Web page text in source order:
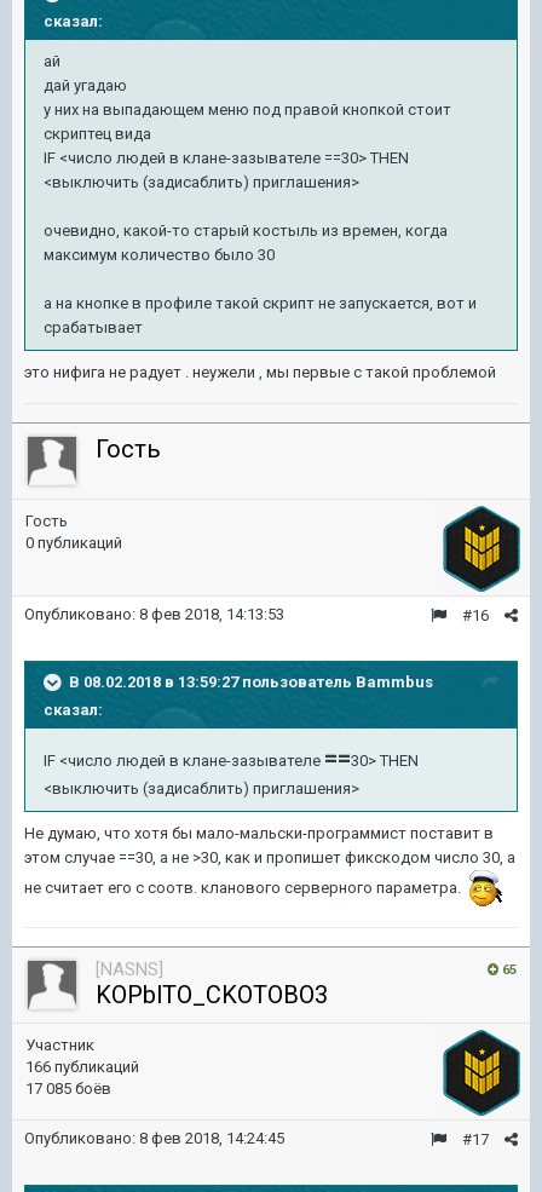
сказал:
ай
дай угадаю
у них на выпадающем меню под правой кнопкой стоит
скриптец вида
IF <число людей в клане-зазывателе ==30> THEN
<выключить (задисаблить) приглашения>
очевидно, какой-то старый костыль из времен, когда
максимум количество было 30
а на кнопке в профиле такой скрипт не запускается, вот и
срабатывает
это нифига не радует . неужели , мы первые с такой проблемой
Гость
Гость
0 публикаций
#16
Опубликовано: 8 фев 2018, 14:13:53
В 08.02.2018 в 13:59:27 пользователь Bammbus
сказал:
IF <число людей в клане-зазывателе ==30> THEN
<выключить (задисаблить) приглашения>
Не думаю, что хотя бы мало-мальски-программист поставит в
этом случае ==30, а не >30, как и пропишет фикскодом число 30, а
не считает его с соотв. кланового серверного параметра.
65
[NASNS]
KOPblTO_CKOTOBO3
Участник
166 публикаций
17 085 боёв
#17
Опубликовано: 8 фев 2018, 14:24:45